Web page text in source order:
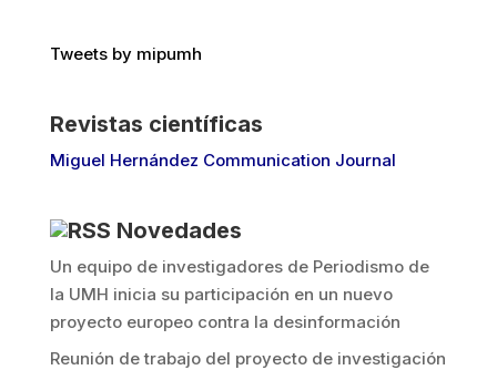
Tweets by mipumh
Revistas científicas
Miguel Hernández Communication Journal
Novedades
Un equipo de investigadores de Periodismo de
la UMH inicia su participación en un nuevo
proyecto europeo contra la desinformación
Reunión de trabajo del proyecto de investigación